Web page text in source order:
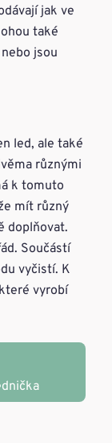
jak ve
také
jsou
led, ale také
různými
k tomuto
mít různý
doplňovat.
Součástí
vyčistí. K
vyrobí